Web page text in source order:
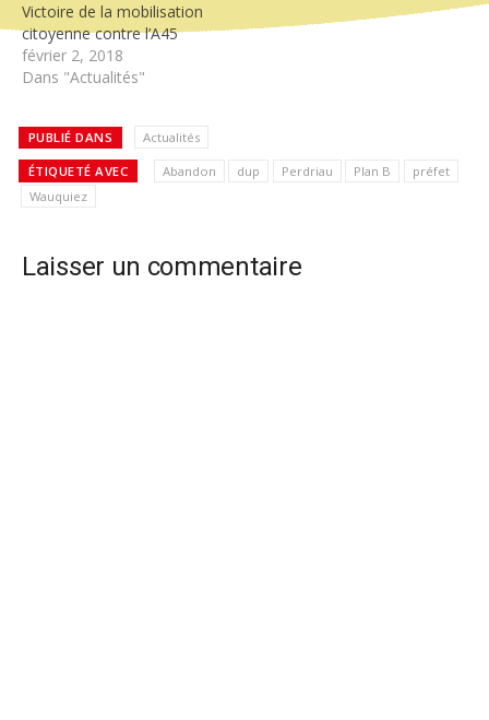
Victoire de la mobilisation
citoyenne contre l’A45
février 2, 2018
Dans "Actualités"
PUBLIÉ DANS Actualités
ÉTIQUETÉ AVEC Abandon dup Perdriau Plan B
préfet
Wauquiez
Laisser un commentaire